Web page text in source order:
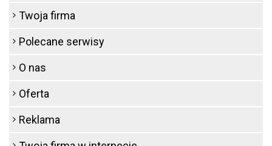
Twoja firma
Polecane serwisy
O nas
Oferta
Reklama